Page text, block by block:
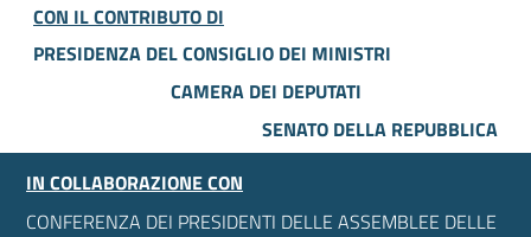
CON IL CONTRIBUTO DI
PRESIDENZA DEL CONSIGLIO DEI MINISTRI
CAMERA DEI DEPUTATI
SENATO DELLA REPUBBLICA
IN COLLABORAZIONE CON
CONFERENZA DEI PRESIDENTI DELLE ASSEMBLEE DELLE